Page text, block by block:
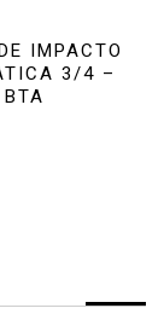
IMPACTO
3/4 –
BTA